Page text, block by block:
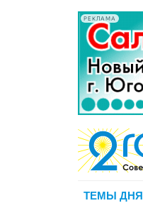
РЕКЛАМА
ТЕМЫ ДНЯ